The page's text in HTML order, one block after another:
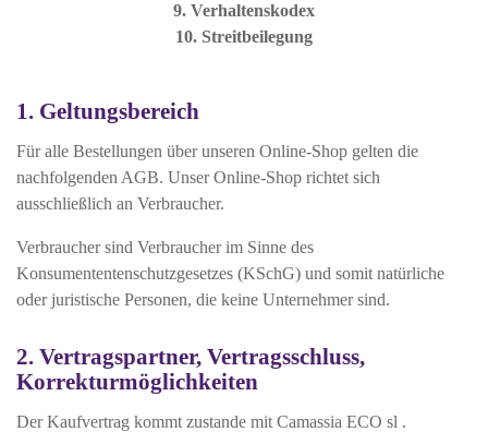
9. Verhaltenskodex
10. Streitbeilegung
1. Geltungsbereich
Für alle Bestellungen über unseren Online-Shop gelten die
nachfolgenden AGB. Unser Online-Shop richtet sich
ausschließlich an Verbraucher.
Verbraucher sind Verbraucher im Sinne des
Konsumententenschutzgesetzes (KSchG) und somit natürliche
oder juristische Personen, die keine Unternehmer sind.
2. Vertragspartner, Vertragsschluss,
Korrekturmöglichkeiten
Der Kaufvertrag kommt zustande mit Camassia ECO sl .